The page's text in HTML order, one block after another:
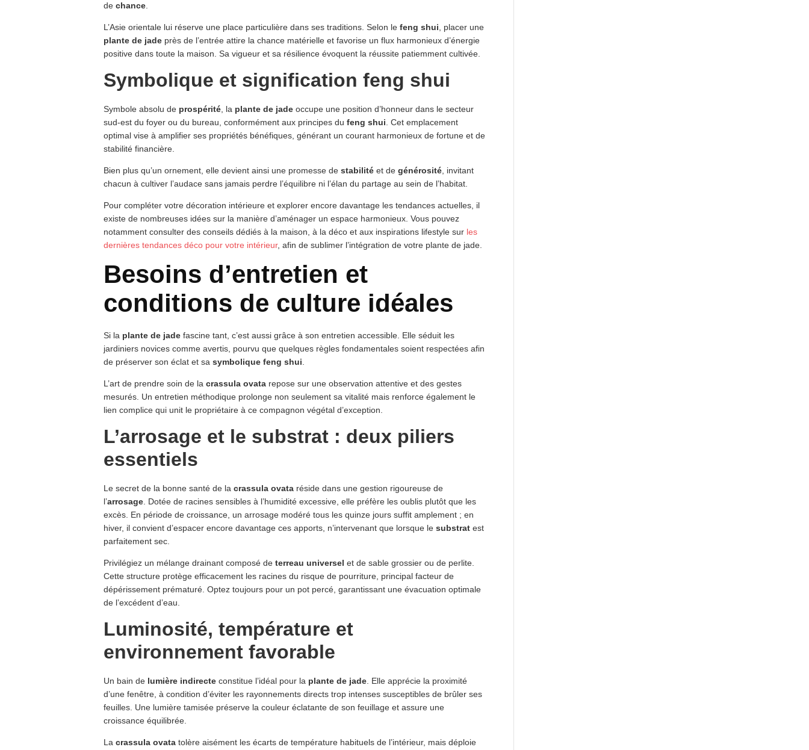
de chance.
L’Asie orientale lui réserve une place particulière dans ses traditions. Selon le feng shui, placer une
plante de jade près de l’entrée attire la chance matérielle et favorise un flux harmonieux d’énergie
positive dans toute la maison. Sa vigueur et sa résilience évoquent la réussite patiemment cultivée.
Symbolique et signification feng shui
Symbole absolu de prospérité, la plante de jade occupe une position d’honneur dans le secteur
sud-est du foyer ou du bureau, conformément aux principes du feng shui. Cet emplacement
optimal vise à amplifier ses propriétés bénéfiques, générant un courant harmonieux de fortune et de
stabilité financière.
Bien plus qu’un ornement, elle devient ainsi une promesse de stabilité et de générosité, invitant
chacun à cultiver l’audace sans jamais perdre l’équilibre ni l’élan du partage au sein de l’habitat.
Pour compléter votre décoration intérieure et explorer encore davantage les tendances actuelles, il
existe de nombreuses idées sur la manière d’aménager un espace harmonieux. Vous pouvez
notamment consulter des conseils dédiés à la maison, à la déco et aux inspirations lifestyle sur les
dernières tendances déco pour votre intérieur, afin de sublimer l’intégration de votre plante de jade.
Besoins d’entretien et
conditions de culture idéales
Si la plante de jade fascine tant, c’est aussi grâce à son entretien accessible. Elle séduit les
jardiniers novices comme avertis, pourvu que quelques règles fondamentales soient respectées afin
de préserver son éclat et sa symbolique feng shui.
L’art de prendre soin de la crassula ovata repose sur une observation attentive et des gestes
mesurés. Un entretien méthodique prolonge non seulement sa vitalité mais renforce également le
lien complice qui unit le propriétaire à ce compagnon végétal d’exception.
L’arrosage et le substrat : deux piliers
essentiels
Le secret de la bonne santé de la crassula ovata réside dans une gestion rigoureuse de
l’arrosage. Dotée de racines sensibles à l’humidité excessive, elle préfère les oublis plutôt que les
excès. En période de croissance, un arrosage modéré tous les quinze jours suffit amplement ; en
hiver, il convient d’espacer encore davantage ces apports, n’intervenant que lorsque le substrat est
parfaitement sec.
Privilégiez un mélange drainant composé de terreau universel et de sable grossier ou de perlite.
Cette structure protège efficacement les racines du risque de pourriture, principal facteur de
dépérissement prématuré. Optez toujours pour un pot percé, garantissant une évacuation optimale
de l’excédent d’eau.
Luminosité, température et
environnement favorable
Un bain de lumière indirecte constitue l’idéal pour la plante de jade. Elle apprécie la proximité
d’une fenêtre, à condition d’éviter les rayonnements directs trop intenses susceptibles de brûler ses
feuilles. Une lumière tamisée préserve la couleur éclatante de son feuillage et assure une
croissance équilibrée.
La crassula ovata tolère aisément les écarts de température habituels de l’intérieur, mais déploie